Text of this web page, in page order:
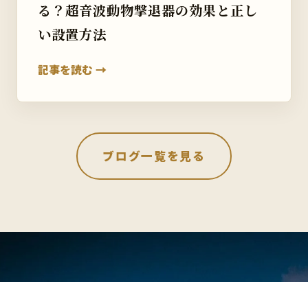
る？超音波動物撃退器の効果と正し
い設置方法
記事を読む →
ブログ一覧を見る